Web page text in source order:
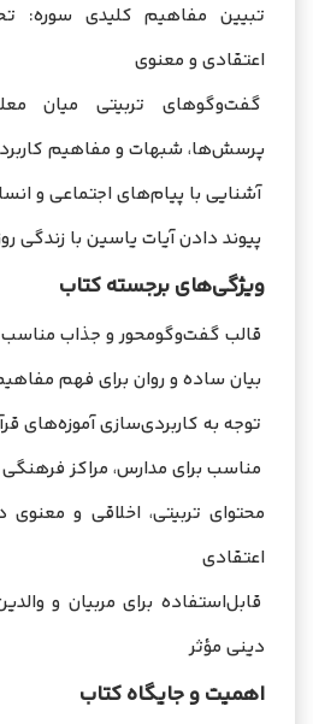
تبیین مفاهیم کلیدی سوره:
اعتقادی و معنوی
گفت‌وگوهای تربیتی میان
پرسش‌ها، شبهات و مفاهیم
آشنایی با پیام‌های اجتماعی و
پیوند دادن آیات یاسین با زندگی
ویژگی‌های برجسته کتاب
قالب گفت‌وگومحور و جذاب مناسب
بیان ساده و روان برای فهم
توجه به کاربردی‌سازی آموزه‌های
مناسب برای مدارس، مراکز
محتوای تربیتی، اخلاقی و
اعتقادی
قابل‌استفاده برای مربیان و
دینی مؤثر
اهمیت و جایگاه کتاب